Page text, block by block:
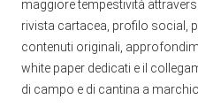
maggiore tempestività
rivista cartacea, profilo social,
contenuti originali,
white paper dedicati e il
di campo e di cantina a